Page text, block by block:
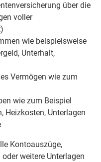
über die
voller
wie beispielsweise
Unterhalt,
Vermögen wie zum
wie zum Beispiel
Heizkosten, Unterlagen
Kontoauszüge,
weitere Unterlagen